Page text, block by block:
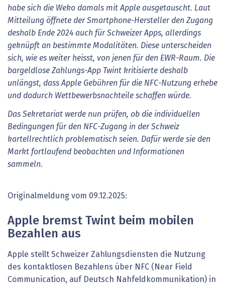
habe sich die Weko damals mit Apple ausgetauscht. Laut
Mitteilung öffnete der Smartphone-Hersteller den Zugang
deshalb Ende 2024 auch für Schweizer Apps, allerdings
geknüpft an bestimmte Modalitäten. Diese unterscheiden
sich, wie es weiter heisst, von jenen für den EWR-Raum. Die
bargeldlose Zahlungs-App Twint kritisierte deshalb
unlängst, dass Apple Gebühren für die NFC-Nutzung erhebe
und dadurch Wettbewerbsnachteile schaffen würde.
Das Sekretariat werde nun prüfen, ob die individuellen
Bedingungen für den NFC-Zugang in der Schweiz
kartellrechtlich problematisch seien. Dafür werde sie den
Markt fortlaufend beobachten und Informationen
sammeln.
Originalmeldung vom 09.12.2025:
Apple bremst Twint beim mobilen
Bezahlen aus
Apple stellt Schweizer Zahlungsdiensten die Nutzung
des kontaktlosen Bezahlens über NFC (Near Field
Communication, auf Deutsch Nahfeldkommunikation) in